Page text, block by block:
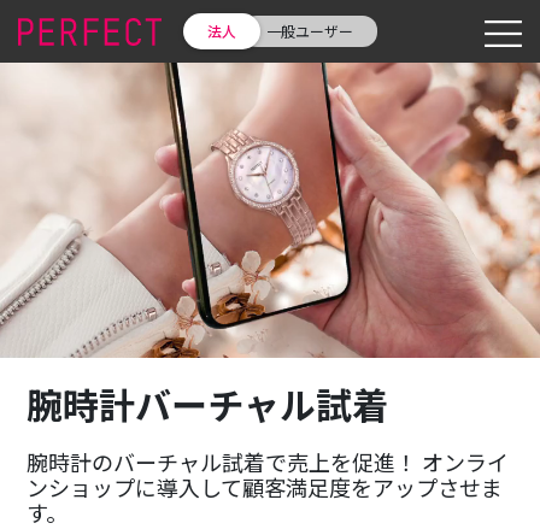
法人 一般ユーザー
腕時計バーチャル試着
腕時計のバーチャル試着で売上を促進！ オンライ
ンショップに導入して顧客満足度をアップさせま
す。